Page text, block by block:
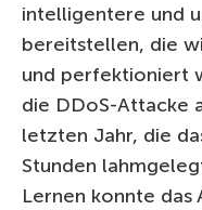
intelligentere und
bereitstellen, die
und perfektioniert
die DDoS-Attacke
letzten Jahr, die
Stunden
Lernen konnte das